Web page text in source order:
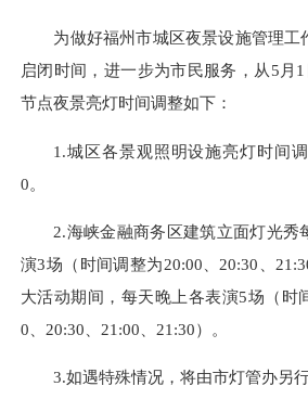
为做好福州市城区夜景设施管理工
启闭时间，进一步为市民服务，从5月
节点夜景亮灯时间调整如下：
1.城区各景观照明设施亮灯时间
0。
2.海峡金融商务区建筑立面灯光秀
演3场（时间调整为20:00、20:30、
大活动期间，每天晚上各表演5场（时
0、20:30、21:00、21:30）。
3.如遇特殊情况，将由市灯管办另行